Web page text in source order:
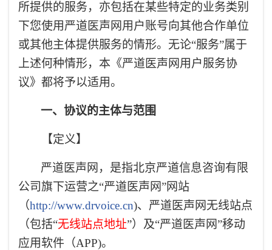
所提供的服务，亦包括在某些特定的业务类别
下您使用严道医声网用户账号向其他合作单位
或其他主体提供服务的情形。无论“服务”属于
上述何种情形，本《严道医声网用户服务协
议》都将予以适用。
一、协议的主体与范围
【定义】
严道医声网，是指北京严道信息咨询有限
公司 旗下运营之“严道医声网”网站
（http://www.drvoice.cn)、严道医声网无线站点
（包括“无线站点地址”）及“严道医声网”移动
应用软件（APP)。